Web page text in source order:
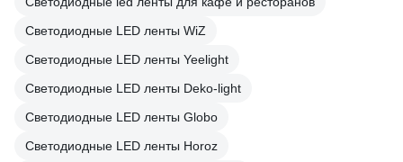
Светодиодные LED ленты WiZ
Светодиодные LED ленты Yeelight
Светодиодные LED ленты Deko-light
Светодиодные LED ленты Globo
Светодиодные LED ленты Horoz